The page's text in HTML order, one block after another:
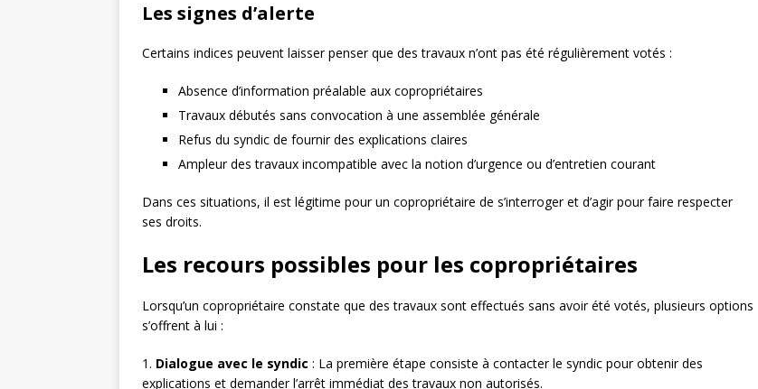
Les signes d’alerte
Certains indices peuvent laisser penser que des travaux n’ont pas été régulièrement votés :
Absence d’information préalable aux copropriétaires
Travaux débutés sans convocation à une assemblée générale
Refus du syndic de fournir des explications claires
Ampleur des travaux incompatible avec la notion d’urgence ou d’entretien courant
Dans ces situations, il est légitime pour un copropriétaire de s’interroger et d’agir pour faire respecter
ses droits.
Les recours possibles pour les copropriétaires
Lorsqu’un copropriétaire constate que des travaux sont effectués sans avoir été votés, plusieurs options
s’offrent à lui :
1. Dialogue avec le syndic : La première étape consiste à contacter le syndic pour obtenir des
explications et demander l’arrêt immédiat des travaux non autorisés.